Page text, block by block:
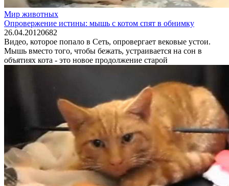
Мир животных
Опровержение истины: мышь с котом спят в обнимку
26.04.20120682
Видео, которое попало в Сеть, опровергает вековые устои.
Мышь вместо того, чтобы бежать, устраивается на сон в
объятиях кота - это новое продолжение старой